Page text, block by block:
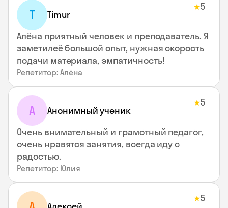
T Timur
★5
Алёна приятный человек и преподаватель. Я
заметилеё большой опыт, нужная скорость
подачи материала, эмпатичность!
Репетитор: Алёна
А Анонимный ученик
★5
Очень внимательный и грамотный педагог,
очень нравятся занятия, всегда иду с
радостью.
Репетитор: Юлия
★5